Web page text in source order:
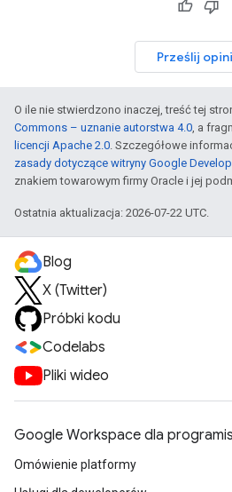
Prześlij
O ile nie stwierdzono inaczej, treść tej
Commons – uznanie autorstwa 4.0, a
licencji Apache 2.0. Szczegółowe
zasady dotyczące witryny Google
znakiem towarowym firmy Oracle i jej
Ostatnia aktualizacja: 2026-07-22 UTC.
Blog
X (Twitter)
Próbki kodu
Codelabs
Pliki wideo
Google Workspace dla
Omówienie platformy